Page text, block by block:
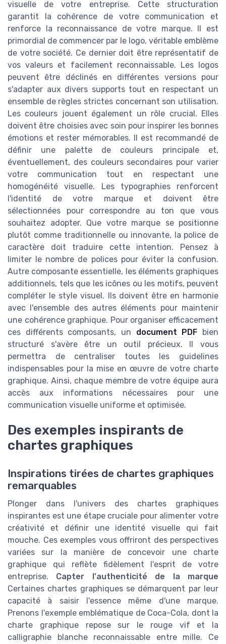
visuelle de votre entreprise. Cette structuration
garantit la cohérence de votre communication et
renforce la reconnaissance de votre marque. Il est
primordial de commencer par le logo, véritable emblème
de votre société. Ce dernier doit être représentatif de
vos valeurs et facilement reconnaissable. Les logos
peuvent être déclinés en différentes versions pour
s'adapter aux divers supports tout en respectant un
ensemble de règles strictes concernant son utilisation.
Les couleurs jouent également un rôle crucial. Elles
doivent être choisies avec soin pour inspirer les bonnes
émotions et rester mémorables. Il est recommandé de
définir une palette de couleurs principale et,
éventuellement, des couleurs secondaires pour varier
votre communication tout en respectant une
homogénéité visuelle. Les typographies renforcent
l'identité de votre marque et doivent être
sélectionnées pour correspondre au ton que vous
souhaitez adopter. Que votre marque se positionne
plutôt comme traditionnelle ou innovante, la police de
caractère doit traduire cette intention. Pensez à
limiter le nombre de polices pour éviter la confusion.
Autre composante essentielle, les éléments graphiques
additionnels, tels que les icônes ou les motifs, peuvent
compléter le style visuel. Ils doivent être en harmonie
avec l'ensemble des autres éléments pour maintenir
une cohérence graphique. Pour organiser efficacement
ces différents composants, un document PDF bien
structuré s'avère être un outil précieux. Il vous
permettra de centraliser toutes les guidelines
indispensables pour la mise en œuvre de votre charte
graphique. Ainsi, chaque membre de votre équipe aura
accès aux informations nécessaires pour une
communication visuelle uniforme et optimisée.
Des exemples inspirants de
chartes graphiques
Inspirations tirées de chartes graphiques
remarquables
Plonger dans l'univers des chartes graphiques
inspirantes est une étape cruciale pour alimenter votre
créativité et définir une identité visuelle qui fait
mouche. Ces exemples vous offriront des perspectives
variées sur la manière de concevoir une charte
graphique qui reflète fidèlement l'esprit de votre
entreprise. Capter l'authenticité de la marque
Certaines chartes graphiques se démarquent par leur
capacité à saisir l'essence même d'une marque.
Prenons l'exemple emblématique de Coca-Cola, dont la
charte graphique repose sur le rouge vif et la
calligraphie blanche reconnaissable entre mille. Ce